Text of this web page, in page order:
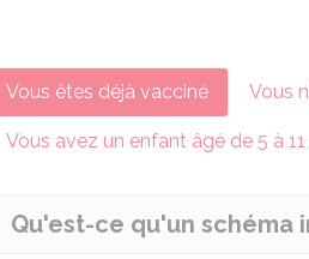
Vous êtes déjà vacciné Vous
Vous avez un enfant âgé de 5 à 11
Qu'est-ce qu'un schéma